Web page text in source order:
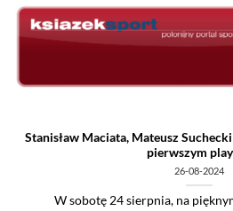
Skip
Stanisław Maciata, Mateusz
pierwszym
26-08-2024
W sobotę 24 sierpnia, na